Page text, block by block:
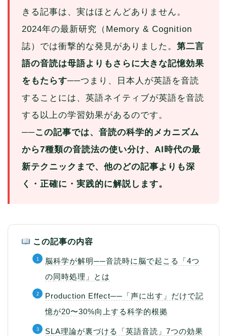
きる記事は、実はほとんどありません。
2024年の最新研究（Memory & Cognition
誌）では衝撃的な発見がありました。 第二言
語の音読は母語よりもさらに大きな記憶効果
をもたらす──つまり、日本人が英語を音読
することには、英語ネイティブが英語を音読
する以上の学習効果があるのです。
──この記事では、音読の科学的メカニズム
から7種類の音読法の使い分け、AI時代の最
新テクニックまで、他のどの記事よりも深
く・正確に・実践的に解説します。
この記事の内容
脳科学が解明──音読時に脳で起こる「4つ
の同時処理」とは
Production Effect──「声に出す」だけで記
憶が20〜30%向上する科学的根拠
SLA理論が裏づける「英語音読」7つの効果